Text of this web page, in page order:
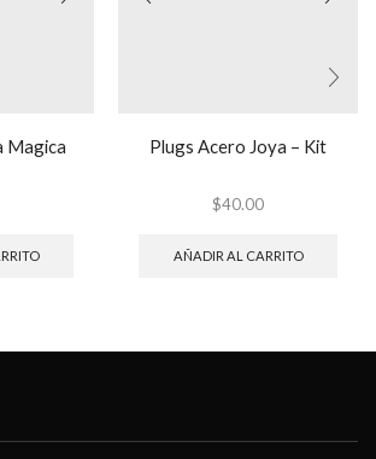
Magica Plugs Acero Joya – Kit
$40.00
AÑADIR AL CARRITO